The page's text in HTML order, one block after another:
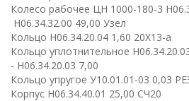
Колесо рабочее ЦН 1000-180-3
Н06.34.32.00 49,00 Узел
Кольцo Н06.34.20.04 1,60 20Х13-а
Кольцо уплотнительное
- Н06.34.20.03 7,00
Кольцо упругое У10.01.01-03 0,03
Корпус Н06.34.40.01 25,00 СЧ20